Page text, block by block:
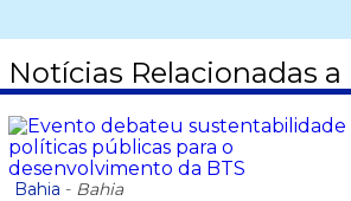
Notícias Relacionadas a
Bahia - Bahia